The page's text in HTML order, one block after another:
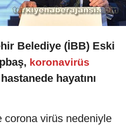
Belediye (İBB) Eski
koronavirüs
hayatını
corona virüs nedeniyle